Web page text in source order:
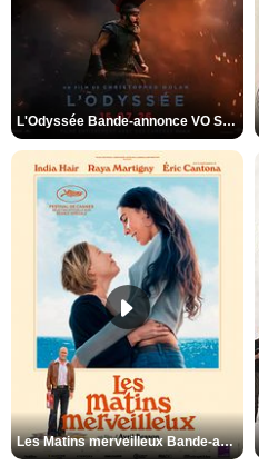
L'Odyssée Bande-annonce VO STFR
Les Matins merveilleux Bande-annonce VF